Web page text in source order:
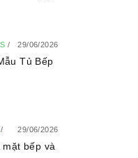
/ 29/06/2026
Tủ Bếp
/ 29/06/2026
mặt bếp và